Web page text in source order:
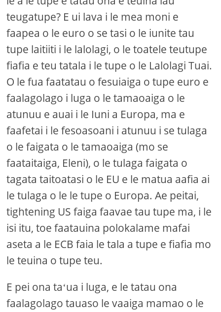
teugatupe? E ui lava i le mea moni e
faapea o le euro o se tasi o le iunite tau
tupe laitiiti i le lalolagi, o le toatele teutupe
fiafia e teu tatala i le tupe o le Lalolagi Tuai.
O le fua faatatau o fesuiaiga o tupe euro e
faalagolago i luga o le tamaoaiga o le
atunuu e auai i le Iuni a Europa, ma e
faafetai i le fesoasoani i atunuu i se tulaga
o le faigata o le tamaoaiga (mo se
faataitaiga, Eleni), o le tulaga faigata o
tagata taitoatasi o le EU e le matua aafia ai
le tulaga o le le tupe o Europa. Ae peitai,
tightening US faiga faavae tau tupe ma, i le
isi itu, toe faatauina polokalame mafai
aseta a le ECB faia le tala a tupe e fiafia mo
le teuina o tupe teu.
E pei ona taʻua i luga, e le tatau ona
faalagolago tauaso le vaaiga mamao o le